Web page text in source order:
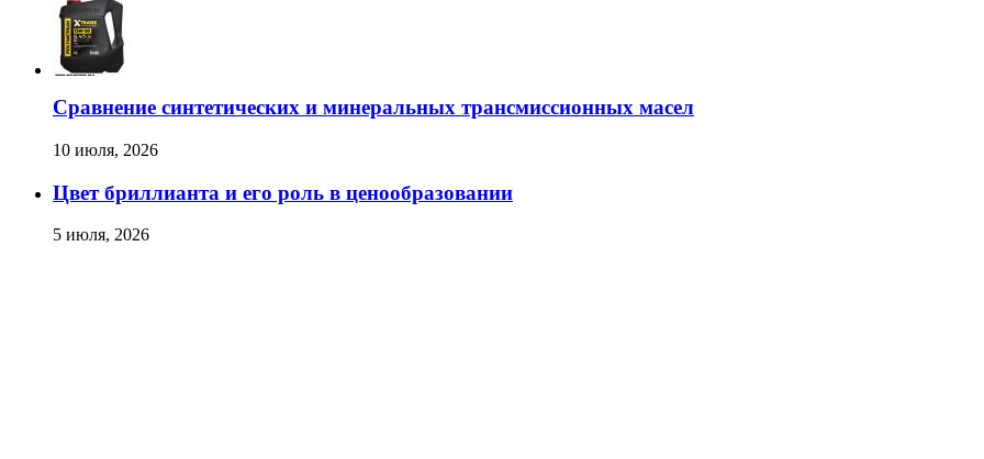
Сравнение синтетических и минеральных трансмиссионных масел
10 июля, 2026
Цвет бриллианта и его роль в ценообразовании
5 июля, 2026